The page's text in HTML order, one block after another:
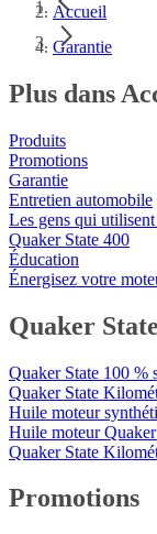
Accueil
Garantie
Plus dans
Produits
Promotions
Garantie
Entretien automobile
Les gens qui
Quaker State 400
Éducation
Énergisez votre
Quaker
Quaker State 100 %
Quaker State
Huile moteur
Huile moteur
Quaker State
Promotions